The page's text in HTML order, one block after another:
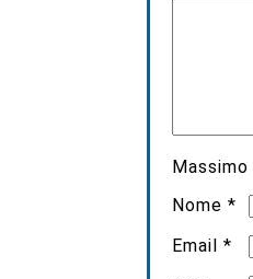
Massimo
Nome*
Email*